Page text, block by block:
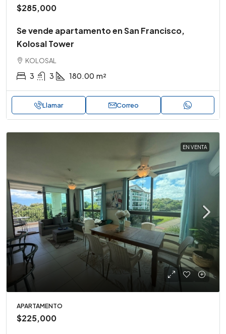
$285,000
Se vende apartamento en San Francisco,
Kolosal Tower
KOLOSAL
3 3 180.00 m²
Llamar Correo
EN VENTA
APARTAMENTO
$225,000